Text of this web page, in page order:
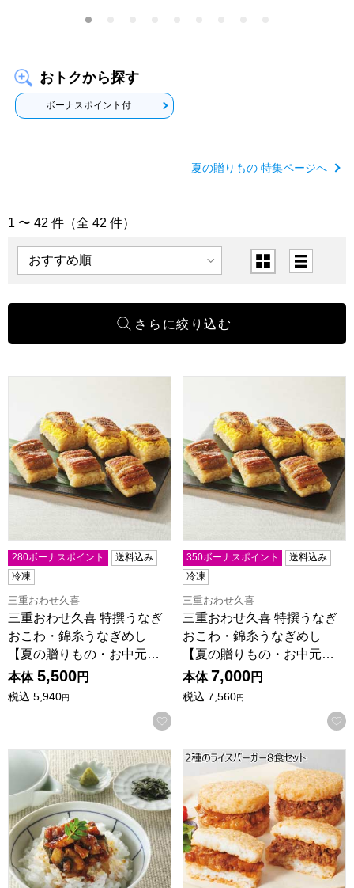
おトクから探す
ボーナスポイント付
夏の贈りもの 特集ページへ
「お手軽グルメ」の商品一覧
1 〜 42 件（全 42 件）
表示順 表示切替
280ボーナスポイント
送料込み
冷凍
三重おわせ久喜
三重おわせ久喜 特撰うなぎ
おこわ・錦糸うなぎめし
【夏の贈りもの・お中元…
本体 5,500円
税込 5,940円
お気に入りに登録する
350ボーナスポイント
送料込み
冷凍
三重おわせ久喜
三重おわせ久喜 特撰うなぎ
おこわ・錦糸うなぎめし
【夏の贈りもの・お中元…
本体 7,000円
税込 7,560円
三重おわせ久喜 おひつまぶし【夏の贈りもの・お中元】
2種のライスバーガー8食セ